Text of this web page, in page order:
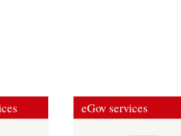
eGov services